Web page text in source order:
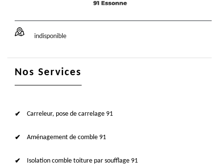
indisponible
Nos Services
Carreleur, pose de carrelage 91
Aménagement de comble 91
Isolation comble toiture par soufflage 91